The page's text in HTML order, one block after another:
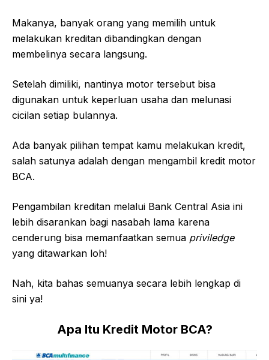
Makanya, banyak orang yang memilih untuk
melakukan kreditan dibandingkan dengan
membelinya secara langsung.
Setelah dimiliki, nantinya motor tersebut bisa
digunakan untuk keperluan usaha dan melunasi
cicilan setiap bulannya.
Ada banyak pilihan tempat kamu melakukan kredit,
salah satunya adalah dengan mengambil kredit motor
BCA.
Pengambilan kreditan melalui Bank Central Asia ini
lebih disarankan bagi nasabah lama karena
cenderung bisa memanfaatkan semua priviledge
yang ditawarkan loh!
Nah, kita bahas semuanya secara lebih lengkap di
sini ya!
Apa Itu Kredit Motor BCA?